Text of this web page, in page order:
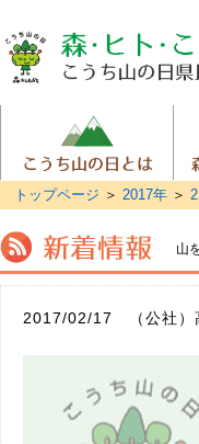
トップページ ＞2017年 ＞
山
2017/02/17 （公社）